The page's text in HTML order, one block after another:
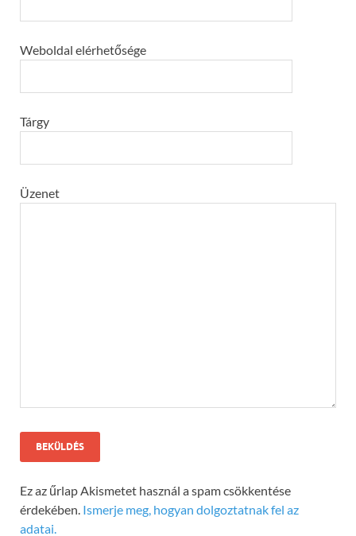
Weboldal elérhetősége
Tárgy
Üzenet
Ez az űrlap Akismetet használ a spam csökkentése
érdekében. Ismerje meg, hogyan dolgoztatnak fel az
adatai.